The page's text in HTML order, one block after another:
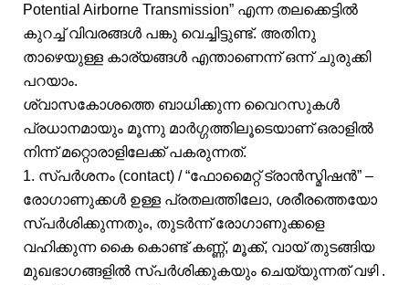
Potential Airborne Transmission” എന്ന തലക്കെട്ടിൽ
കുറച്ച് വിവരങ്ങൾ പങ്കു വെച്ചിട്ടുണ്ട്. അതിനു
താഴെയുള്ള കാര്യങ്ങൾ എന്താണെന്ന് ഒന്ന് ചുരുക്കി
പറയാം.
ശ്വാസകോശത്തെ ബാധിക്കുന്ന വൈറസുകൾ
പ്രധാനമായും മൂന്നു മാർഗ്ഗത്തിലൂടെയാണ് ഒരാളിൽ
നിന്ന് മറ്റൊരാളിലേക്ക് പകരുന്നത്.
1. സ്പർശനം (contact) / “ഫോമൈറ്റ് ട്രാൻസ്മിഷൻ” –
രോഗാണുക്കൾ ഉള്ള പ്രതലത്തിലോ, ശരീരത്തെയോ
സ്പർശിക്കുന്നതും, തുടർന്ന് രോഗാണുക്കളെ
വഹിക്കുന്ന കൈ കൊണ്ട് കണ്ണ്, മൂക്ക്, വായ് തുടങ്ങിയ
മുഖഭാഗങ്ങളിൽ സ്പർശിക്കുകയും ചെയ്യുന്നത് വഴി .